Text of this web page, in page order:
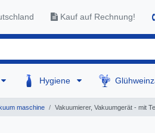
Kauf auf Rechnung!
Hygiene
maschine Vakuumierer, Vakuumgerät - mit